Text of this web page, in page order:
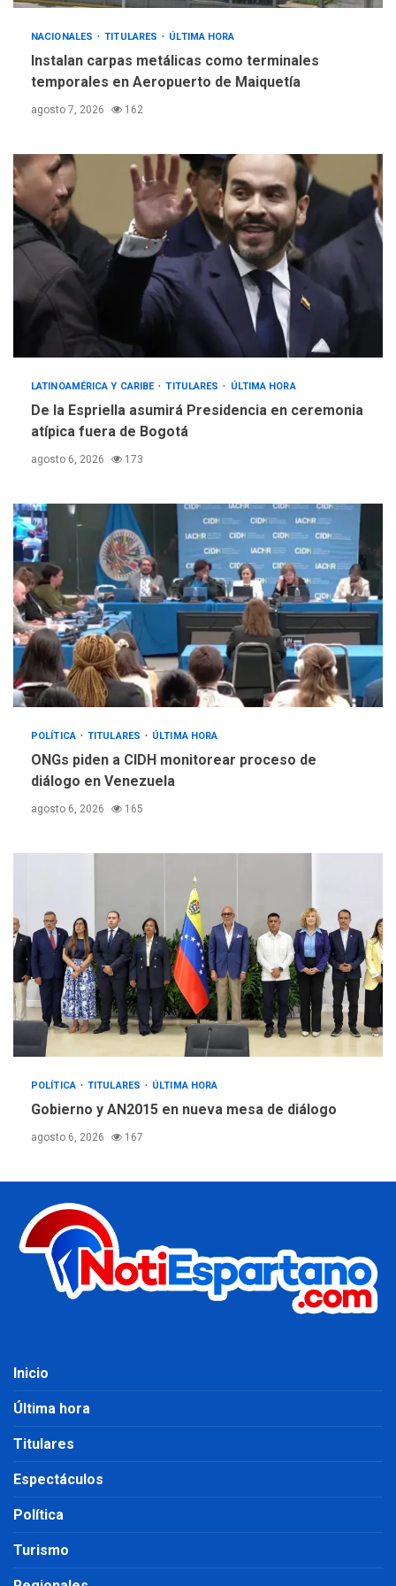
NACIONALES TITULARES ÚLTIMA HORA
Instalan carpas metálicas como terminales
temporales en Aeropuerto de Maiquetía
agosto 7, 2026 162
LATINOAMÉRICA Y CARIBE TITULARES ÚLTIMA HORA
De la Espriella asumirá Presidencia en ceremonia
atípica fuera de Bogotá
agosto 6, 2026 173
POLÍTICA TITULARES ÚLTIMA HORA
ONGs piden a CIDH monitorear proceso de
diálogo en Venezuela
agosto 6, 2026 165
POLÍTICA TITULARES ÚLTIMA HORA
Gobierno y AN2015 en nueva mesa de diálogo
agosto 6, 2026 167
Inicio
Última hora
Titulares
Espectáculos
Política
Turismo